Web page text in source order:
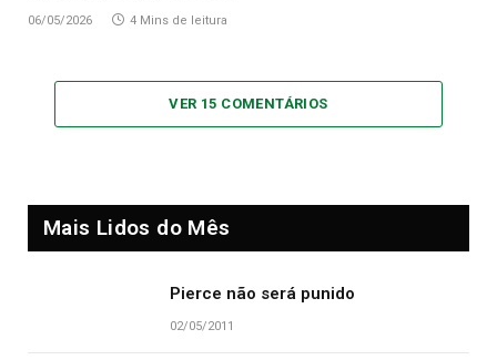
06/05/2026 4 Mins de leitura
VER 15 COMENTÁRIOS
Mais Lidos do Mês
Pierce não será punido
02/05/2011